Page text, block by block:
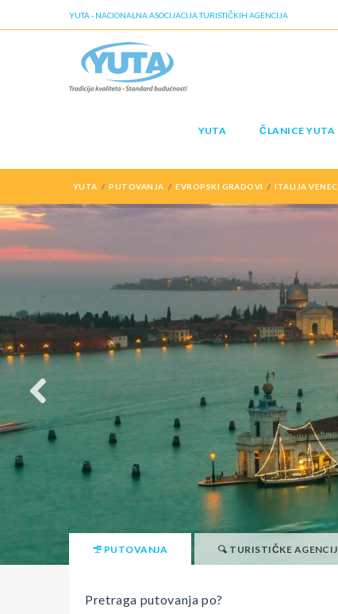
YUTA - NACIONALNA ASOCIJACIJA TURISTIČKIH AGENCIJA
YUTA ČLANICE YUTA
YUTA PUTOVANJA EVROPSKI GRADOVI ITALIJA
PUTOVANJA TURISTIČKE
Pretraga putovanja po?